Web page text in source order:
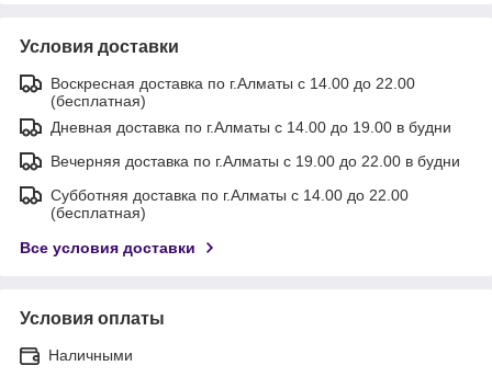
Условия доставки
Воскресная доставка по г.Алматы с 14.00 до 22.00
(бесплатная)
Дневная доставка по г.Алматы с 14.00 до 19.00 в будни
Вечерняя доставка по г.Алматы с 19.00 до 22.00 в будни
Субботняя доставка по г.Алматы с 14.00 до 22.00
(бесплатная)
Все условия доставки
Условия оплаты
Наличными